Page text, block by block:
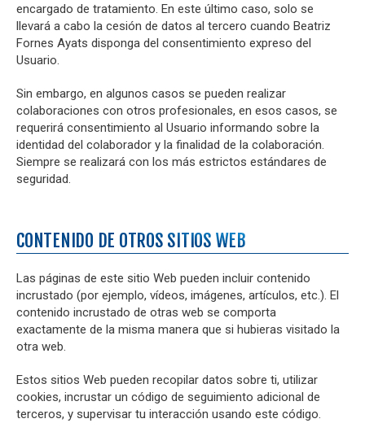
encargado de tratamiento. En este último caso, solo se
llevará a cabo la cesión de datos al tercero cuando Beatriz
Fornes Ayats disponga del consentimiento expreso del
Usuario.
Sin embargo, en algunos casos se pueden realizar
colaboraciones con otros profesionales, en esos casos, se
requerirá consentimiento al Usuario informando sobre la
identidad del colaborador y la finalidad de la colaboración.
Siempre se realizará con los más estrictos estándares de
seguridad.
CONTENIDO DE OTROS SITIOS WEB
Las páginas de este sitio Web pueden incluir contenido
incrustado (por ejemplo, vídeos, imágenes, artículos, etc.). El
contenido incrustado de otras web se comporta
exactamente de la misma manera que si hubieras visitado la
otra web.
Estos sitios Web pueden recopilar datos sobre ti, utilizar
cookies, incrustar un código de seguimiento adicional de
terceros, y supervisar tu interacción usando este código.